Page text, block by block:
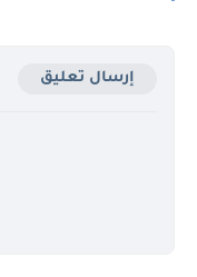
إرسال تعليق